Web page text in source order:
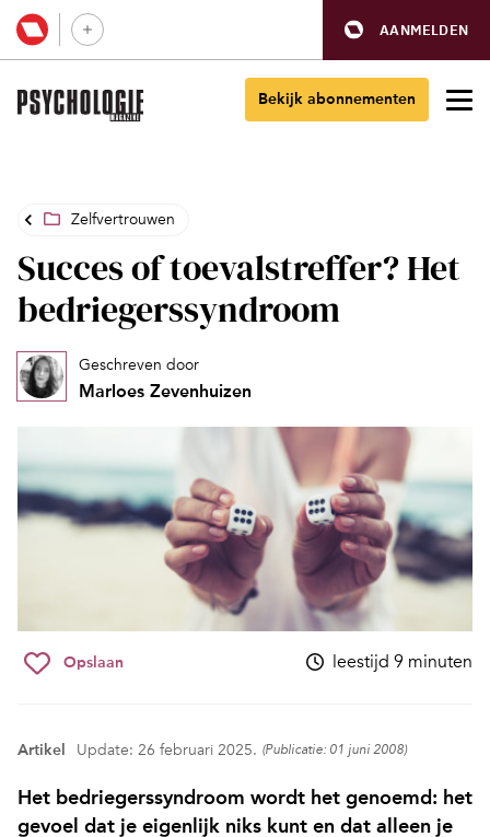
AANMELDEN
Bekijk abonnementen
Zelfvertrouwen
Succes of toevalstreffer? Het
bedriegerssyndroom
Geschreven door
Marloes Zevenhuizen
Opslaan leestijd 9 minuten
Artikel Update: 26 februari 2025. (Publicatie: 01 juni 2008)
Het bedriegerssyndroom wordt het genoemd: het
gevoel dat je eigenlijk niks kunt en dat alleen je